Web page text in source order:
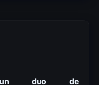
un duo de